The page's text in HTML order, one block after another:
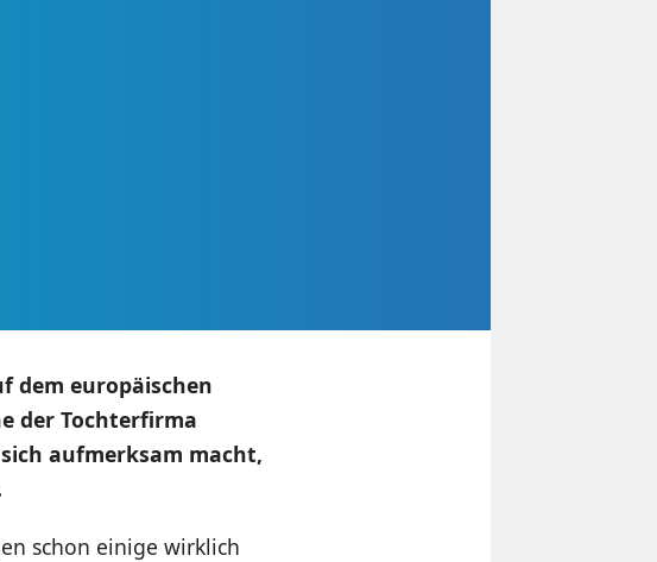
dem europäischen
der Tochterfirma
aufmerksam macht,
schon einige wirklich